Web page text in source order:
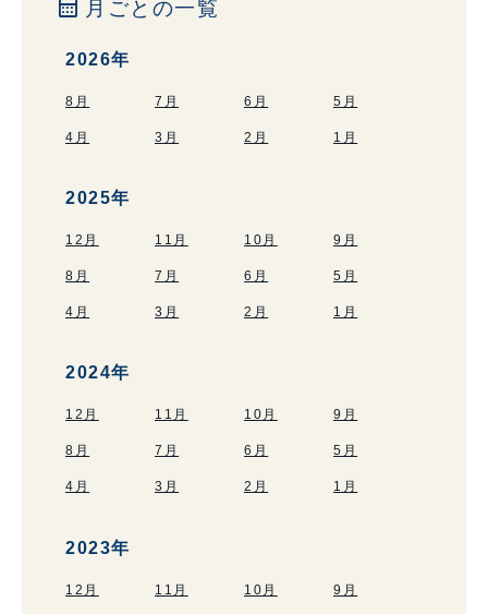
calendar_month 月ごとの一覧
2026年
8月 7月 6月 5月
4月 3月 2月 1月
2025年
12月 11月 10月 9月
8月 7月 6月 5月
4月 3月 2月 1月
2024年
12月 11月 10月 9月
8月 7月 6月 5月
4月 3月 2月 1月
2023年
12月 11月 10月 9月